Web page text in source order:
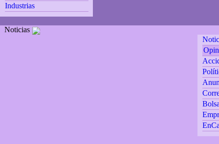
Industrias
Noticias